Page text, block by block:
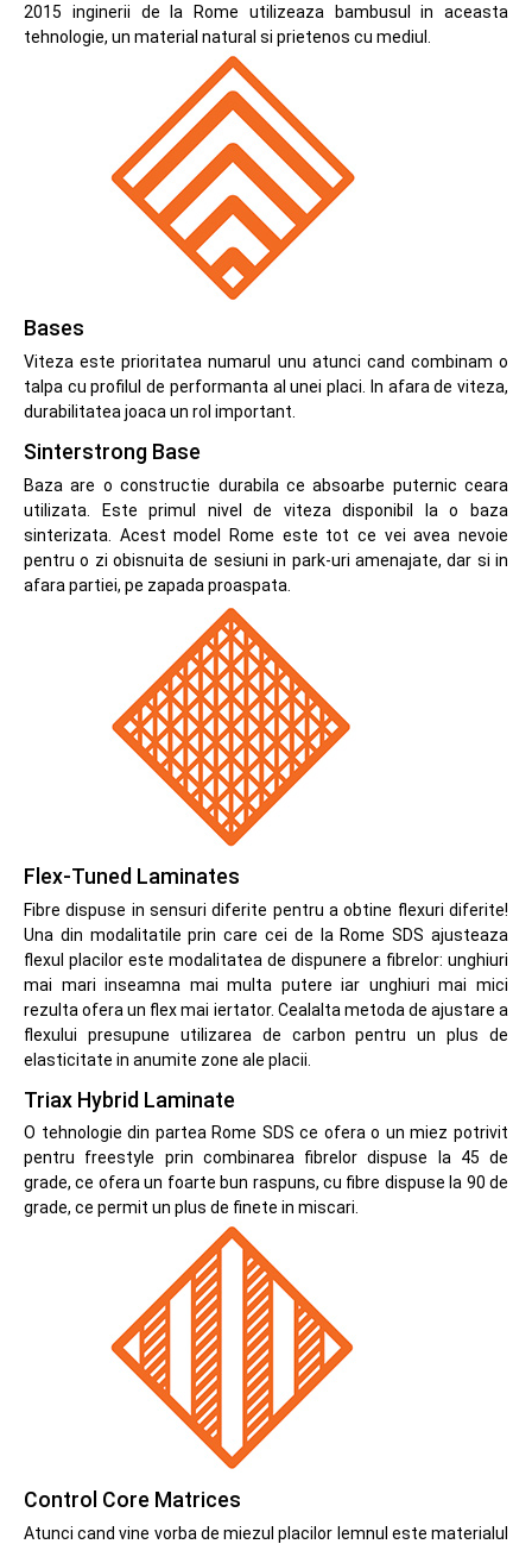
2015 inginerii de la Rome utilizeaza bambusul in aceasta
tehnologie, un material natural si prietenos cu mediul.
Bases
Viteza este prioritatea numarul unu atunci cand combinam o
talpa cu profilul de performanta al unei placi. In afara de viteza,
durabilitatea joaca un rol important.
Sinterstrong Base
Baza are o constructie durabila ce absoarbe puternic ceara
utilizata. Este primul nivel de viteza disponibil la o baza
sinterizata. Acest model Rome este tot ce vei avea nevoie
pentru o zi obisnuita de sesiuni in park-uri amenajate, dar si in
afara partiei, pe zapada proaspata.
Flex-Tuned Laminates
Fibre dispuse in sensuri diferite pentru a obtine flexuri diferite!
Una din modalitatile prin care cei de la Rome SDS ajusteaza
flexul placilor este modalitatea de dispunere a fibrelor: unghiuri
mai mari inseamna mai multa putere iar unghiuri mai mici
rezulta ofera un flex mai iertator. Cealalta metoda de ajustare a
flexului presupune utilizarea de carbon pentru un plus de
elasticitate in anumite zone ale placii.
Triax Hybrid Laminate
O tehnologie din partea Rome SDS ce ofera o un miez potrivit
pentru freestyle prin combinarea fibrelor dispuse la 45 de
grade, ce ofera un foarte bun raspuns, cu fibre dispuse la 90 de
grade, ce permit un plus de finete in miscari.
Control Core Matrices
Atunci cand vine vorba de miezul placilor lemnul este materialul